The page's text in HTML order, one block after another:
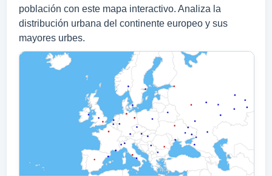
población con este mapa interactivo. Analiza la
distribución urbana del continente europeo y sus
mayores urbes.